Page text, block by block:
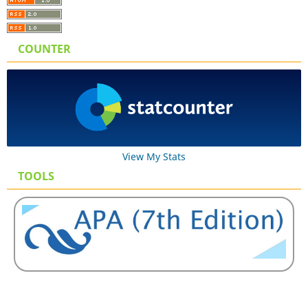
COUNTER
View My Stats
TOOLS